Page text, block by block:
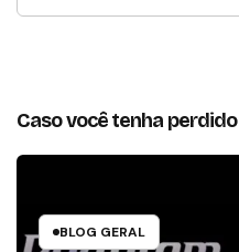
Caso você tenha perdido
BLOG GERAL